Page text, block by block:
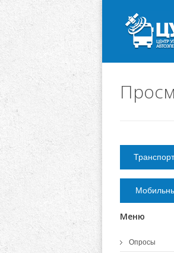
Меню
Опросы